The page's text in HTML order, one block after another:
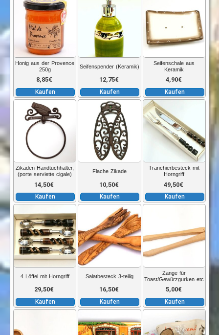
bis
20,85€
Honig aus der Provence
250g
8,85€
Kaufen
Seifenspender (Keramik)
12,75€
Kaufen
Seifenschale aus
Keramik
4,90€
Kaufen
Zikaden Handtuchhalter,
(porte serviette cigale)
14,50€
Kaufen
Flache Zikade
10,50€
Kaufen
Tranchierbesteck mit
Horngriff
49,50€
Kaufen
4 Löffel mit Horngriff
29,50€
Kaufen
Salatbesteck 3-teilig
16,50€
Kaufen
Zange für
Toast/Gewürzgurken etc
5,00€
Kaufen